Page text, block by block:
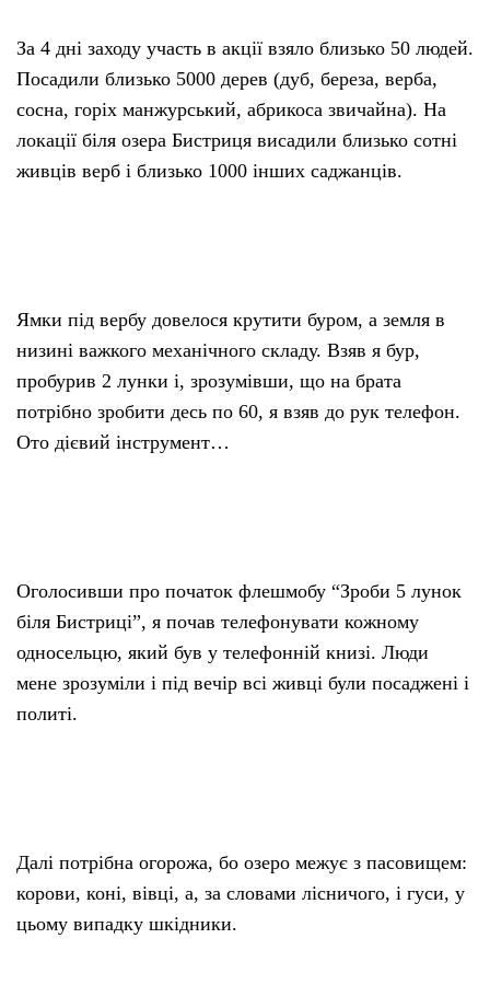
За 4 дні заходу участь в акції взяло близько 50 людей.
Посадили близько 5000 дерев (дуб, береза, верба,
сосна, горіх манжурський, абрикоса звичайна). На
локації біля озера Бистриця висадили близько сотні
живців верб і близько 1000 інших саджанців.
Ямки під вербу довелося крутити буром, а земля в
низині важкого механічного складу. Взяв я бур,
пробурив 2 лунки і, зрозумівши, що на брата
потрібно зробити десь по 60, я взяв до рук телефон.
Ото дієвий інструмент…
Оголосивши про початок флешмобу “Зроби 5 лунок
біля Бистриці”, я почав телефонувати кожному
односельцю, який був у телефонній книзі. Люди
мене зрозуміли і під вечір всі живці були посаджені і
политі.
Далі потрібна огорожа, бо озеро межує з пасовищем:
корови, коні, вівці, а, за словами лісничого, і гуси, у
цьому випадку шкідники.